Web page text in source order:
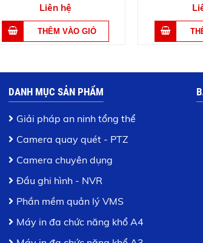
Liên hệ
DANH MỤC SẢN PHẨM
Giải pháp an ninh tổng thể
Camera quay quét - PTZ
Camera chuyên dụng
Đầu ghi hình - NVR
Phần mềm quản lý VMS
Máy in đa chức năng khổ A4